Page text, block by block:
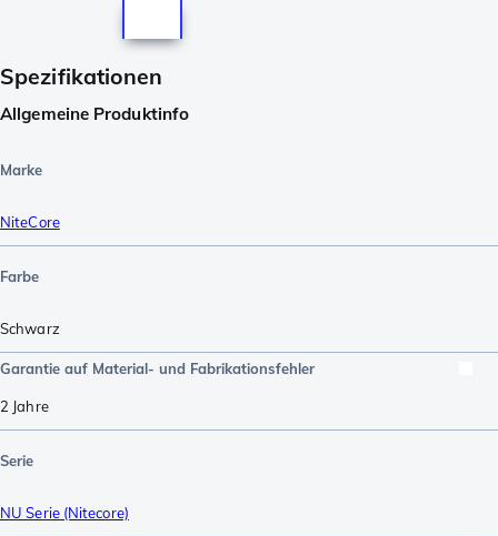
Spezifikationen
Allgemeine Produktinfo
Marke
NiteCore
Farbe
Schwarz
Garantie auf Material- und Fabrikationsfehler
2 Jahre
Serie
NU Serie (Nitecore)